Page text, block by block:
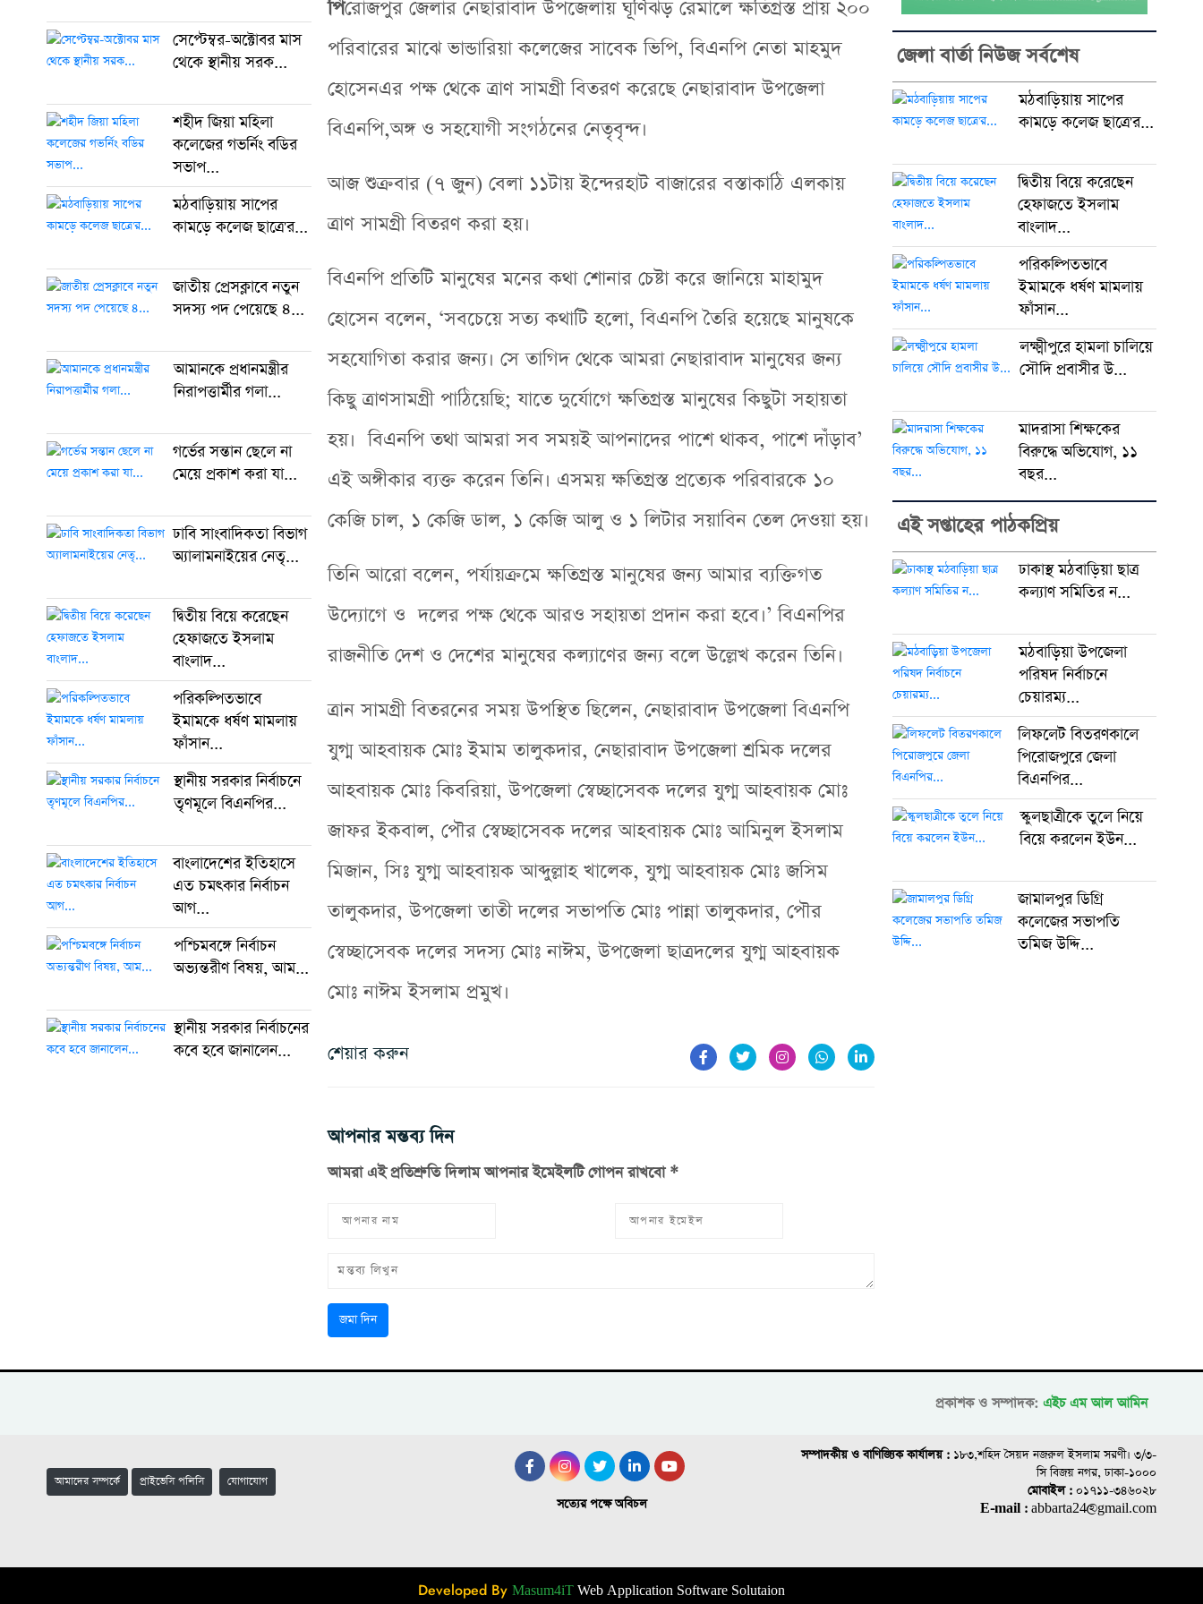
সেপ্টেম্বর-অক্টোবর মাস
থেকে স্থানীয় সরক...
শহীদ জিয়া মহিলা
কলেজের গভর্নিং বডির
সভাপ...
মঠবাড়িয়ায় সাপের
কামড়ে কলেজ ছাত্রে'র...
জাতীয় প্রেসক্লাবে নতুন
সদস্য পদ পেয়েছে ৪...
আমানকে প্রধানমন্ত্রীর
নিরাপত্তার্মীর গলা...
গর্ভের সন্তান ছেলে না
মেয়ে প্রকাশ করা যা...
ঢাবি সাংবাদিকতা বিভাগ
অ্যালামনাইয়ের নেতৃ...
দ্বিতীয় বিয়ে করেছেন
হেফাজতে ইসলাম
বাংলাদ...
পরিকল্পিতভাবে
ইমামকে ধর্ষণ মামলায়
ফাঁসান...
স্থানীয় সরকার নির্বাচনে
তৃণমূলে বিএনপির...
বাংলাদেশের ইতিহাসে
এত চমৎকার নির্বাচন
আগ...
পশ্চিমবঙ্গে নির্বাচন
অভ্যন্তরীণ বিষয়, আম...
স্থানীয় সরকার নির্বাচনের
কবে হবে জানালেন...
পিরোজপুর জেলার নেছারাবাদ উপজেলায় ঘূর্ণিঝড় রেমালে ক্ষতিগ্রস্ত প্রায় ২০০
পরিবারের মাঝে ভান্ডারিয়া কলেজের সাবেক ভিপি, বিএনপি নেতা মাহমুদ
হোসেনএর পক্ষ থেকে ত্রাণ সামগ্রী বিতরণ করেছে নেছারাবাদ উপজেলা
বিএনপি,অঙ্গ ও সহযোগী সংগঠনের নেতৃবৃন্দ।
আজ শুক্রবার (৭ জুন) বেলা ১১টায় ইন্দেরহাট বাজারের বস্তাকাঠি এলকায়
ত্রাণ সামগ্রী বিতরণ করা হয়।
বিএনপি প্রতিটি মানুষের মনের কথা শোনার চেষ্টা করে জানিয়ে মাহামুদ
হোসেন বলেন, ‘সবচেয়ে সত্য কথাটি হলো, বিএনপি তৈরি হয়েছে মানুষকে
সহযোগিতা করার জন্য। সে তাগিদ থেকে আমরা নেছারাবাদ মানুষের জন্য
কিছু ত্রাণসামগ্রী পাঠিয়েছি; যাতে দুর্যোগে ক্ষতিগ্রস্ত মানুষের কিছুটা সহায়তা
হয়। বিএনপি তথা আমরা সব সময়ই আপনাদের পাশে থাকব, পাশে দাঁড়াব’
এই অঙ্গীকার ব্যক্ত করেন তিনি। এসময় ক্ষতিগ্রস্ত প্রত্যেক পরিবারকে ১০
কেজি চাল, ১ কেজি ডাল, ১ কেজি আলু ও ১ লিটার সয়াবিন তেল দেওয়া হয়।
তিনি আরো বলেন, পর্যায়ক্রমে ক্ষতিগ্রস্ত মানুষের জন্য আমার ব্যক্তিগত
উদ্যোগে ও দলের পক্ষ থেকে আরও সহায়তা প্রদান করা হবে।’ বিএনপির
রাজনীতি দেশ ও দেশের মানুষের কল্যাণের জন্য বলে উল্লেখ করেন তিনি।
ত্রান সামগ্রী বিতরনের সময় উপস্থিত ছিলেন, নেছারাবাদ উপজেলা বিএনপি
যুগ্ম আহবায়ক মোঃ ইমাম তালুকদার, নেছারাবাদ উপজেলা শ্রমিক দলের
আহবায়ক মোঃ কিবরিয়া, উপজেলা স্বেচ্ছাসেবক দলের যুগ্ম আহবায়ক মোঃ
জাফর ইকবাল, পৌর স্বেচ্ছাসেবক দলের আহবায়ক মোঃ আমিনুল ইসলাম
মিজান, সিঃ যুগ্ম আহবায়ক আব্দুল্লাহ খালেক, যুগ্ম আহবায়ক মোঃ জসিম
তালুকদার, উপজেলা তাতী দলের সভাপতি মোঃ পান্না তালুকদার, পৌর
স্বেচ্ছাসেবক দলের সদস্য মোঃ নাঈম, উপজেলা ছাত্রদলের যুগ্ম আহবায়ক
মোঃ নাঈম ইসলাম প্রমুখ।
শেয়ার করুন
আপনার মন্তব্য দিন
আমরা এই প্রতিশ্রুতি দিলাম আপনার ইমেইলটি গোপন রাখবো *
জমা দিন
জেলা বার্তা নিউজ সর্বশেষ
মঠবাড়িয়ায় সাপের
কামড়ে কলেজ ছাত্রে'র...
দ্বিতীয় বিয়ে করেছেন
হেফাজতে ইসলাম
বাংলাদ...
পরিকল্পিতভাবে
ইমামকে ধর্ষণ মামলায়
ফাঁসান...
লক্ষ্মীপুরে হামলা চালিয়ে
সৌদি প্রবাসীর উ...
মাদরাসা শিক্ষকের
বিরুদ্ধে অভিযোগ, ১১
বছর...
এই সপ্তাহের পাঠকপ্রিয়
ঢাকাস্থ মঠবাড়িয়া ছাত্র
কল্যাণ সমিতির ন...
মঠবাড়িয়া উপজেলা
পরিষদ নির্বাচনে
চেয়ারম্য...
লিফলেট বিতরণকালে
পিরোজপুরে জেলা
বিএনপির...
স্কুলছাত্রীকে তুলে নিয়ে
বিয়ে করলেন ইউন...
জামালপুর ডিগ্রি
কলেজের সভাপতি
তমিজ উদ্দি...
প্রকাশক ও সম্পাদক: এইচ এম আল আমিন
আমাদের সম্পর্কে প্রাইভেসি পলিসি যোগাযোগ
সত্যের পক্ষে অবিচল
সম্পাদকীয় ও বাণিজ্যিক কার্যালয় : ১৮৩,শহিদ সৈয়দ নজরুল ইসলাম সরণী। ৩/৩-
সি বিজয় নগর, ঢাকা-১০০০
মোবাইল : ০১৭১১-৩৪৬০২৮
E-mail : abbarta24@gmail.com
Developed By Masum4iT Web Application Software Solutaion